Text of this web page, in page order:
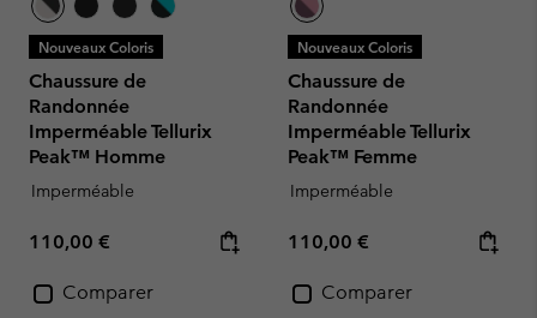
Nouveaux Coloris
Chaussure de
Randonnée
Imperméable Tellurix
Peak™ Homme
Imperméable
Regular price:
110,00 €
Comparer
Nouveaux Coloris
Chaussure de
Randonnée
Imperméable Tellurix
Peak™ Femme
Imperméable
Regular price:
110,00 €
Comparer